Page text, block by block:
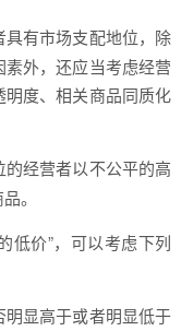
有市场支配地位，除
外，还应当考虑经营
度、相关商品同质化
经营者以不公平的高
。
价”，可以考虑下列
显高于或者明显低于